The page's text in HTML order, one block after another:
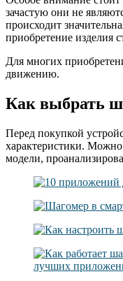
зачастую они не
происходит
приобретение изделия
Для многих
движению.
Как выбрать
Перед покупкой
характеристики.
модели,